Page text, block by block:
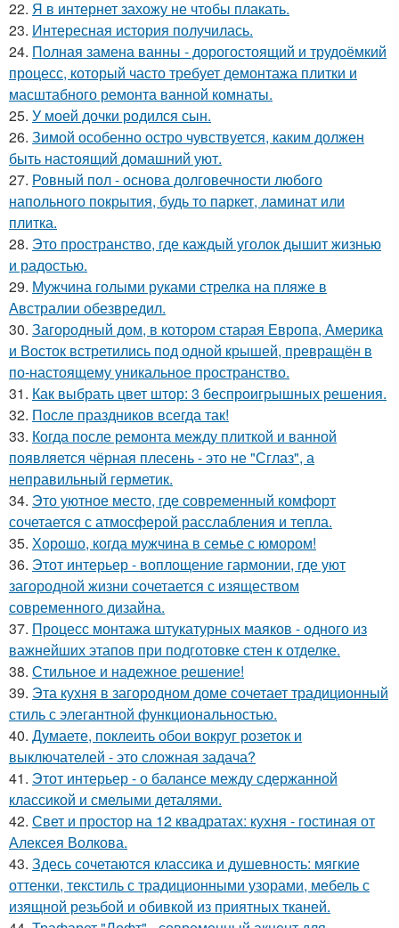
22. Я в интернет захожу не чтобы плакать.
23. Интересная история получилась.
24. Полная замена ванны - дорогостоящий и трудоёмкий
процесс, который часто требует демонтажа плитки и
масштабного ремонта ванной комнаты.
25. У моей дочки родился сын.
26. Зимой особенно остро чувствуется, каким должен
быть настоящий домашний уют.
27. Ровный пол - основа долговечности любого
напольного покрытия, будь то паркет, ламинат или
плитка.
28. Это пространство, где каждый уголок дышит жизнью
и радостью.
29. Мужчина голыми руками стрелка на пляже в
Австралии обезвредил.
30. Загородный дом, в котором старая Европа, Америка
и Восток встретились под одной крышей, превращён в
по-настоящему уникальное пространство.
31. Как выбрать цвет штор: 3 беспроигрышных решения.
32. После праздников всегда так!
33. Когда после ремонта между плиткой и ванной
появляется чёрная плесень - это не "Сглаз", а
неправильный герметик.
34. Это уютное место, где современный комфорт
сочетается с атмосферой расслабления и тепла.
35. Хорошо, когда мужчина в семье с юмором!
36. Этот интерьер - воплощение гармонии, где уют
загородной жизни сочетается с изяществом
современного дизайна.
37. Процесс монтажа штукатурных маяков - одного из
важнейших этапов при подготовке стен к отделке.
38. Стильное и надежное решение!
39. Эта кухня в загородном доме сочетает традиционный
стиль с элегантной функциональностью.
40. Думаете, поклеить обои вокруг розеток и
выключателей - это сложная задача?
41. Этот интерьер - о балансе между сдержанной
классикой и смелыми деталями.
42. Свет и простор на 12 квадратах: кухня - гостиная от
Алексея Волкова.
43. Здесь сочетаются классика и душевность: мягкие
оттенки, текстиль с традиционными узорами, мебель с
изящной резьбой и обивкой из приятных тканей.